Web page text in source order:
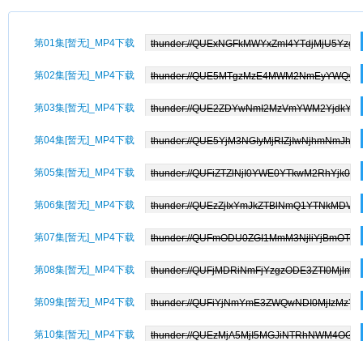
第01集[暂无]_MP4下载
第02集[暂无]_MP4下载
第03集[暂无]_MP4下载
第04集[暂无]_MP4下载
第05集[暂无]_MP4下载
第06集[暂无]_MP4下载
第07集[暂无]_MP4下载
第08集[暂无]_MP4下载
第09集[暂无]_MP4下载
第10集[暂无]_MP4下载